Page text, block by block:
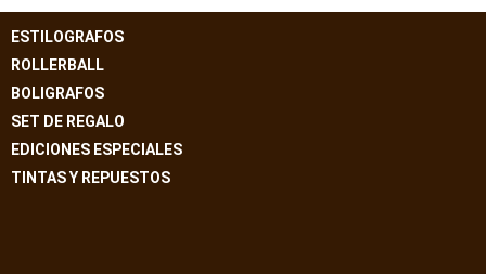
ESTILOGRAFOS
ROLLERBALL
BOLIGRAFOS
SET DE REGALO
EDICIONES ESPECIALES
TINTAS Y REPUESTOS